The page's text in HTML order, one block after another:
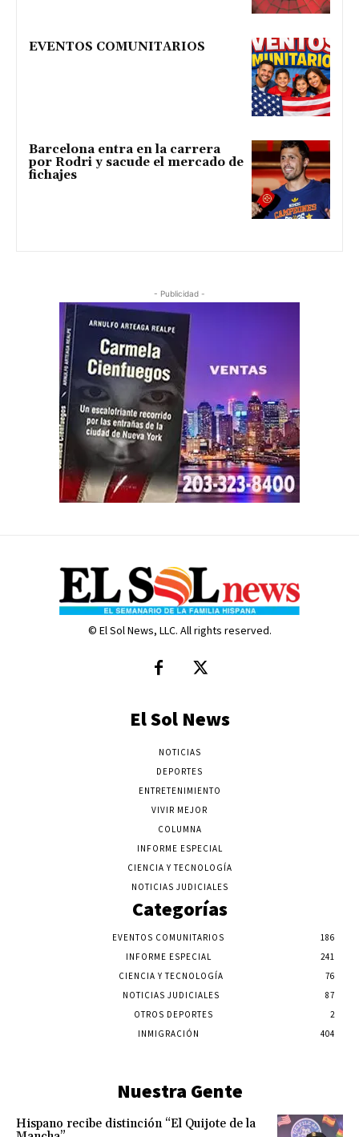
EVENTOS COMUNITARIOS
Barcelona entra en la carrera
por Rodri y sacude el mercado de
fichajes
- Publicidad -
© El Sol News, LLC. All rights reserved.
El Sol News
NOTICIAS
DEPORTES
ENTRETENIMIENTO
VIVIR MEJOR
COLUMNA
INFORME ESPECIAL
CIENCIA Y TECNOLOGÍA
NOTICIAS JUDICIALES
Categorías
EVENTOS COMUNITARIOS
186
INFORME ESPECIAL
241
CIENCIA Y TECNOLOGÍA
76
NOTICIAS JUDICIALES
87
OTROS DEPORTES
2
INMIGRACIÓN
404
Nuestra Gente
Hispano recibe distinción “El Quijote de la